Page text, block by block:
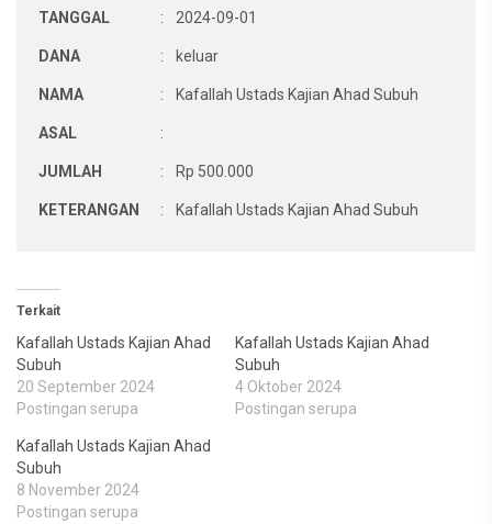
TANGGAL : 2024-09-01
DANA : keluar
NAMA : Kafallah Ustads Kajian Ahad Subuh
ASAL :
JUMLAH : Rp 500.000
KETERANGAN : Kafallah Ustads Kajian Ahad Subuh
Terkait
Kafallah Ustads Kajian Ahad
Subuh
20 September 2024
Postingan serupa
Kafallah Ustads Kajian Ahad
Subuh
4 Oktober 2024
Postingan serupa
Kafallah Ustads Kajian Ahad
Subuh
8 November 2024
Postingan serupa